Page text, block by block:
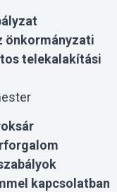
önkormányzati
telekalakítási
kapcsolatban